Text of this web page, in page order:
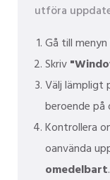
utföra
Gå till
Skriv
Välj lämpligt
beroende på
Kontrollera
oanvända
omedelbart.